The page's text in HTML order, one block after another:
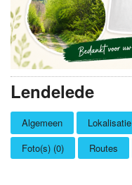
Lendelede
Algemeen Lokalisatie
Foto(s) (0)
Routes